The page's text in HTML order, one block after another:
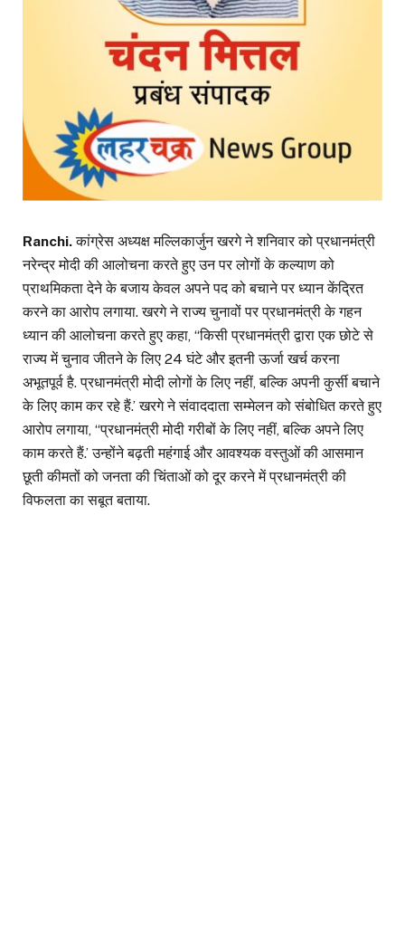
Ranchi.कांग्रेस अध्यक्ष मल्लिकार्जुन खरगे ने शनिवार को प्रधानमंत्री
नरेन्द्र मोदी की आलोचना करते हुए उन पर लोगों के कल्याण को
प्राथमिकता देने के बजाय केवल अपने पद को बचाने पर ध्यान केंद्रित
करने का आरोप लगाया. खरगे ने राज्य चुनावों पर प्रधानमंत्री के गहन
ध्यान की आलोचना करते हुए कहा, ‘‘किसी प्रधानमंत्री द्वारा एक छोटे से
राज्य में चुनाव जीतने के लिए 24 घंटे और इतनी ऊर्जा खर्च करना
अभूतपूर्व है. प्रधानमंत्री मोदी लोगों के लिए नहीं, बल्कि अपनी कुर्सी बचाने
के लिए काम कर रहे हैं.’ खरगे ने संवाददाता सम्मेलन को संबोधित करते हुए
आरोप लगाया, ‘‘प्रधानमंत्री मोदी गरीबों के लिए नहीं, बल्कि अपने लिए
काम करते हैं.’ उन्होंने बढ़ती महंगाई और आवश्यक वस्तुओं की आसमान
छूती कीमतों को जनता की चिंताओं को दूर करने में प्रधानमंत्री की
विफलता का सबूत बताया.